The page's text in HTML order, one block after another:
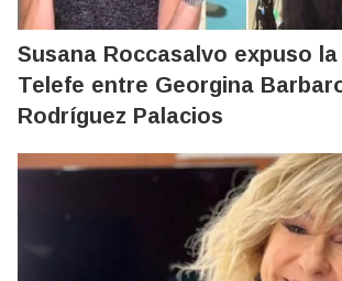
Susana Roccasalvo expuso
Telefe entre Georgina
Rodríguez Palacios